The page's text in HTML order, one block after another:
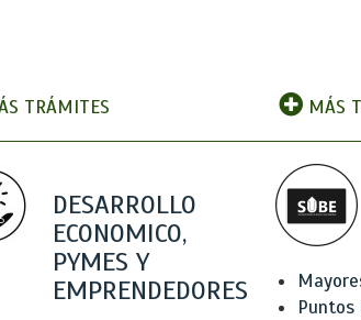
TRÁMITES MÁS
DESARROLLO
ECONOMICO,
PYMES Y
EMPRENDEDORES
Puntos